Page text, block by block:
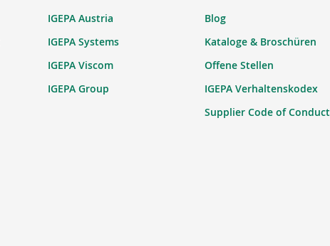
IGEPA Austria
IGEPA Systems
IGEPA Viscom
IGEPA Group
Blog
Kataloge & Broschüren
Offene Stellen
IGEPA Verhaltenskodex
Supplier Code of Conduct